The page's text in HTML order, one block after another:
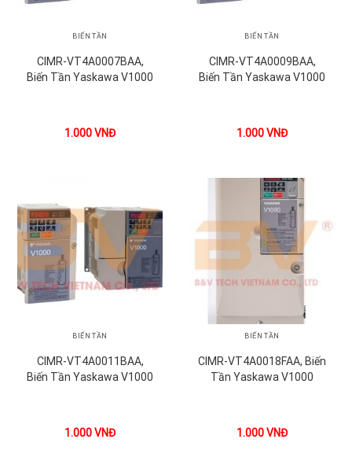
BIẾN TẦN
CIMR-VT4A0007BAA,
Biến Tần Yaskawa V1000
1.000VNĐ
BIẾN TẦN
CIMR-VT4A0009BAA,
Biến Tần Yaskawa V1000
1.000VNĐ
BIẾN TẦN
CIMR-VT4A0011BAA,
Biến Tần Yaskawa V1000
1.000VNĐ
BIẾN TẦN
CIMR-VT4A0018FAA, Biến
Tần Yaskawa V1000
1.000VNĐ